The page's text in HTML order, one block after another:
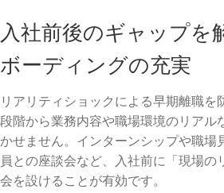
入社前後のギャップを
ボーディングの充実
リアリティショックによる早期離職
段階から業務内容や職場環境のリアル
かせません。インターンシップや職場
員との座談会など、入社前に「現場
会を設けることが有効です。